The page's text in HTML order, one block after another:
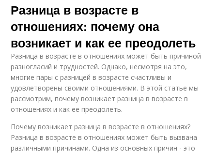
Разница в возрасте в
отношениях: почему она
возникает и как ее преодолеть
Разница в возрасте в отношениях может быть причиной
разногласий и трудностей. Однако, несмотря на это,
многие пары с разницей в возрасте счастливы и
удовлетворены своими отношениями. В этой статье мы
рассмотрим, почему возникает разница в возрасте в
отношениях и как ее преодолеть.
Почему возникает разница в возрасте в отношениях?
Разница в возрасте в отношениях может быть вызвана
различными причинами. Одна из основных причин - это